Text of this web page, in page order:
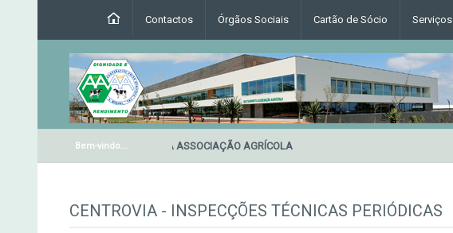
Contactos Órgãos Sociais Cartão de Sócio Serviços
Bem-vindo...
RESTAURANTE DA ASSOCIAÇÃO AGRÍCOLA
CENTROVIA - INSPECÇÕES TÉCNICAS PERIÓDICAS